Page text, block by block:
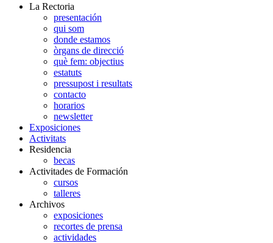
La Rectoria
presentación
qui som
donde estamos
òrgans de direcció
què fem: objectius
estatuts
pressupost i resultats
contacto
horarios
newsletter
Exposiciones
Activitats
Residencia
becas
Activitades de Formación
cursos
talleres
Archivos
exposiciones
recortes de prensa
actividades